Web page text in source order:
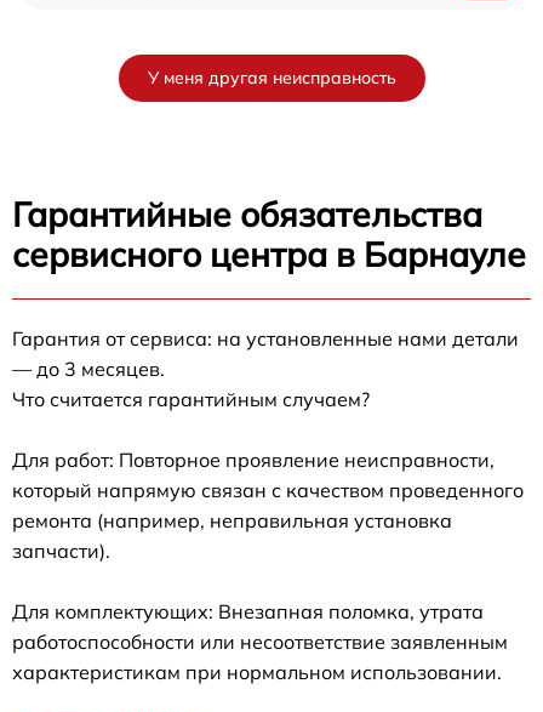
У меня другая неисправность
Гарантийные обязательства
сервисного центра в Барнауле
Гарантия от сервиса: на установленные нами детали
— до 3 месяцев.
Что считается гарантийным случаем?
Для работ: Повторное проявление неисправности,
который напрямую связан с качеством проведенного
ремонта (например, неправильная установка
запчасти).
Для комплектующих: Внезапная поломка, утрата
работоспособности или несоответствие заявленным
характеристикам при нормальном использовании.